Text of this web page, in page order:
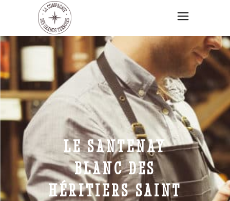
LE SANTENAY
BLANC DES
HÉRITIERS SAINT